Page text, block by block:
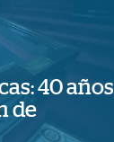
40 años
de